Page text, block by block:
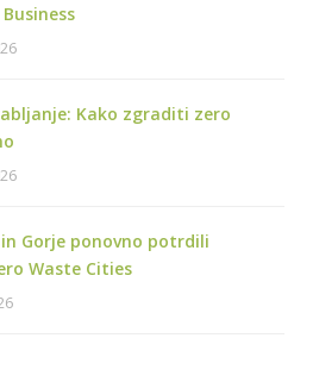
Kako zgraditi zero
Gorje ponovno potrdili
Waste Cities